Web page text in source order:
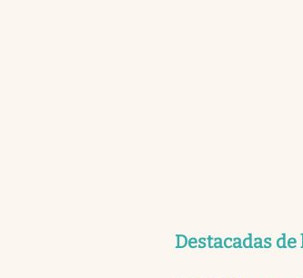
Destacadas de